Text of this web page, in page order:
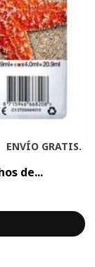
ENVÍO GRATIS.
de...